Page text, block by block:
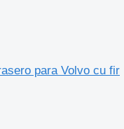
para Volvo cu fir